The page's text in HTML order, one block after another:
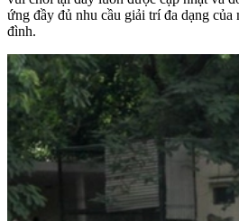
ứng đầy đủ nhu cầu giải trí đa dạng của
đình.